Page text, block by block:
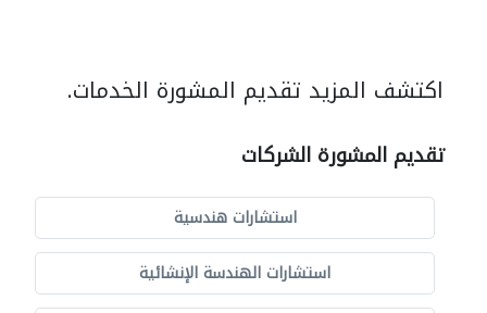
اكتشف المزيد تقديم المشورة الخدمات.
تقديم المشورة الشركات
استشارات هندسية
استشارات الهندسة الإنشائية